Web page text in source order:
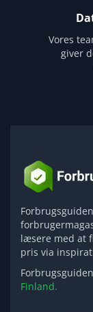
Vores
giver
læsere med at
pris via
Finland.